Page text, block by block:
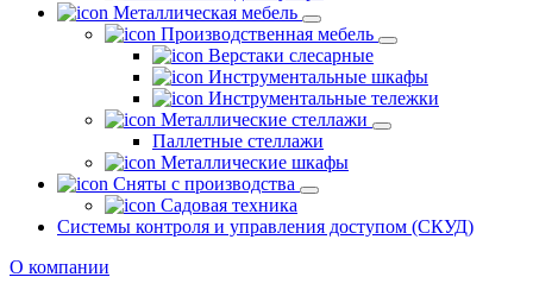
Металлическая мебель
Производственная мебель
Верстаки слесарные
Инструментальные шкафы
Инструментальные тележки
Металлические стеллажи
Паллетные стеллажи
Металлические шкафы
Сняты с производства
Садовая техника
Системы контроля и управления доступом (СКУД)
О компании